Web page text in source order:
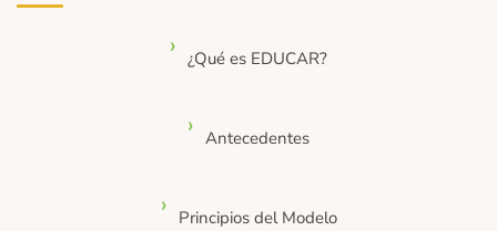
¿Qué es EDUCAR?
Antecedentes
Principios del Modelo